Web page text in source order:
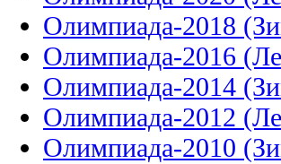
Олимпиада-2018
Олимпиада-2016
Олимпиада-2014
Олимпиада-2012
Олимпиада-2010